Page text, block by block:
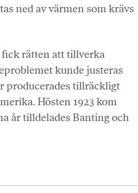
ned av värmen som krävs
fick rätten att tillverka
kunde justeras
producerades tillräckligt
Hösten 1923 kom
år tilldelades Banting och